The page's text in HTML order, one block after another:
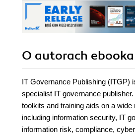
O autorach ebooka
IT Governance Publishing (ITGP)
specialist IT governance
toolkits and training aids on a wide
including information security, IT
information risk, compliance,